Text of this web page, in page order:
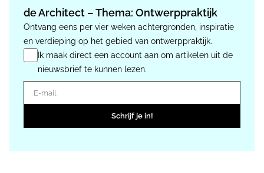
de Architect – Thema: Ontwerppraktijk
Ontvang eens per vier weken achtergronden, inspiratie
en verdieping op het gebied van ontwerppraktijk.
Ik maak direct een account aan om artikelen uit de
nieuwsbrief te kunnen lezen.
Schrijf je in!